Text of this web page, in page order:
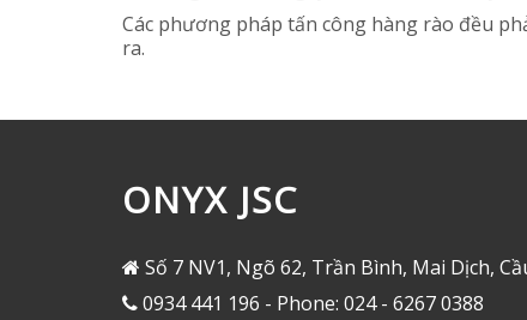
Các phương pháp tấn công hàng rào đều
ra.
ONYX JSC
Số 7 NV1, Ngõ 62, Trần Bình, Mai Dịch,
0934 441 196 - Phone: 024 - 6267 0388